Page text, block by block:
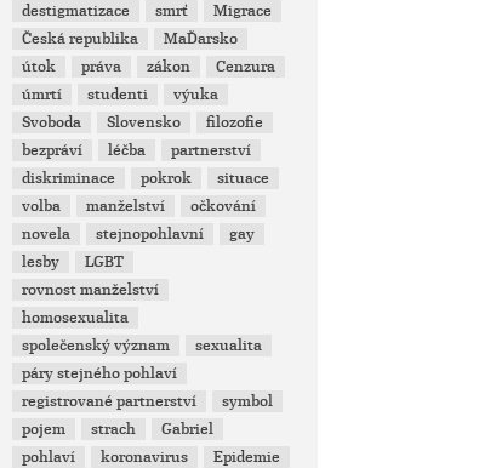
destigmatizace
smrť
Migrace
Česká republika
MaĎarsko
útok
práva zákon
Cenzura
úmrtí
studenti
výuka
Svoboda
Slovensko
filozofie
bezpráví
léčba
partnerství
diskriminace
pokrok
situace
volba
manželství
očkování
novela
stejnopohlavní
gay
lesby
LGBT
rovnost manželství
homosexualita
společenský význam
sexualita
páry stejného pohlaví
registrované partnerství
symbol
pojem
strach
Gabriel
pohlaví
koronavirus
Epidemie